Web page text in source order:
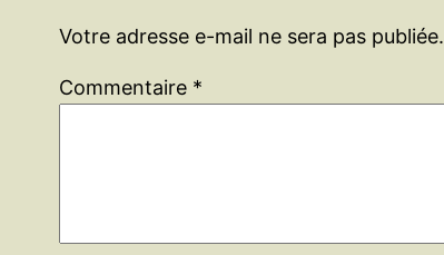
Votre adresse e-mail ne sera pas publiée.
Commentaire *